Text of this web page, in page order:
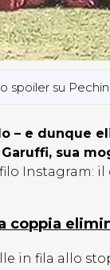
spoiler su
– e dunque
sua
Instagram: il
coppia
in fila allo